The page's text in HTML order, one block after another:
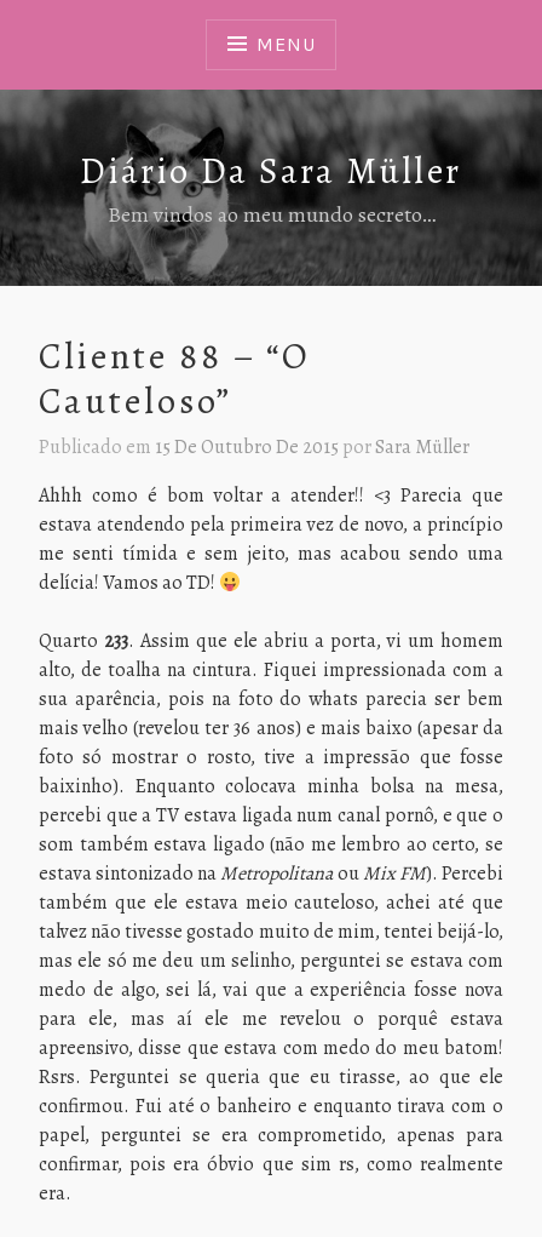
MENU
Diário Da Sara Müller
Bem vindos ao meu mundo secreto…
Cliente 88 – “O
Cauteloso”
Publicado em 15 De Outubro De 2015 porSara Müller
Ahhh como é bom voltar a atender!! <3 Parecia que
estava atendendo pela primeira vez de novo, a princípio
me senti tímida e sem jeito, mas acabou sendo uma
delícia! Vamos ao TD!
Quarto 233. Assim que ele abriu a porta, vi um homem
alto, de toalha na cintura. Fiquei impressionada com a
sua aparência, pois na foto do whats parecia ser bem
mais velho (revelou ter 36 anos) e mais baixo (apesar da
foto só mostrar o rosto, tive a impressão que fosse
baixinho). Enquanto colocava minha bolsa na mesa,
percebi que a TV estava ligada num canal pornô, e que o
som também estava ligado (não me lembro ao certo, se
estava sintonizado naMetropolitanaouMix FM). Percebi
também que ele estava meio cauteloso, achei até que
talvez não tivesse gostado muito de mim, tentei beijá-lo,
mas ele só me deu um selinho, perguntei se estava com
medo de algo, sei lá, vai que a experiência fosse nova
para ele, mas aí ele me revelou o porquê estava
apreensivo, disse que estava com medo do meu batom!
Rsrs. Perguntei se queria que eu tirasse, ao que ele
confirmou. Fui até o banheiro e enquanto tirava com o
papel, perguntei se era comprometido, apenas para
confirmar, pois era óbvio que sim rs, como realmente
era.